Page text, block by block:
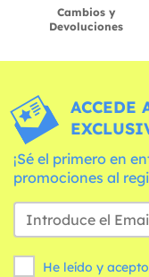
Cambios y
Devoluciones
ACCEDE
¡Sé el primero en
promociones al
He leído y